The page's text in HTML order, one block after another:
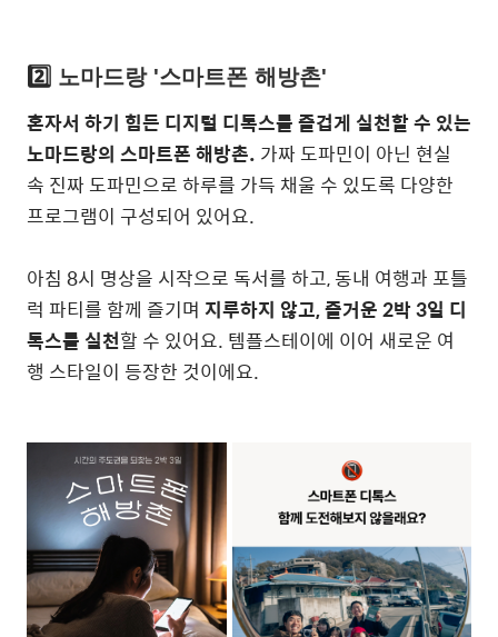
2️⃣ 노마드랑 '스마트폰 해방촌'
혼자서 하기 힘든 디지털 디톡스를 즐겁게 실천할 수 있는
노마드랑의 스마트폰 해방촌. 가짜 도파민이 아닌 현실
속 진짜 도파민으로 하루를 가득 채울 수 있도록 다양한
프로그램이 구성되어 있어요.
아침 8시 명상을 시작으로 독서를 하고, 동내 여행과 포틀
럭 파티를 함께 즐기며 지루하지 않고, 즐거운 2박 3일 디
톡스를 실천할 수 있어요. 템플스테이에 이어 새로운 여
행 스타일이 등장한 것이에요.